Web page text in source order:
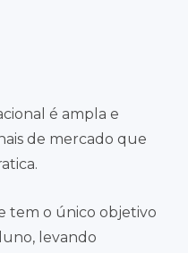
é ampla e
de mercado que
tem o único objetivo
levando